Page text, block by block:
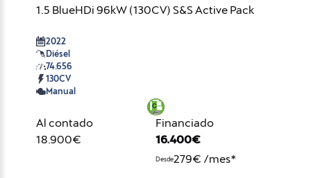
1.5 BlueHDi 96kW (130CV) S&S Active Pack
2022
Diésel
74.656
130CV
Manual
Al contado
18.900€
Financiado
16.400€
Desde279€ /mes*